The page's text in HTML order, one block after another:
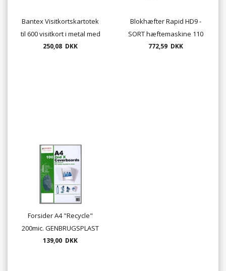
Bantex Visitkortskartotek
til 600 visitkort i metal med
røgfarvet låg
250,08 DKK
Blokhæfter Rapid HD9 -
SORT hæftemaskine 110
ark
772,59 DKK
Forsider A4 "Recycle"
200mic. GENBRUGSPLAST
Clear 100/pk.
139,00 DKK